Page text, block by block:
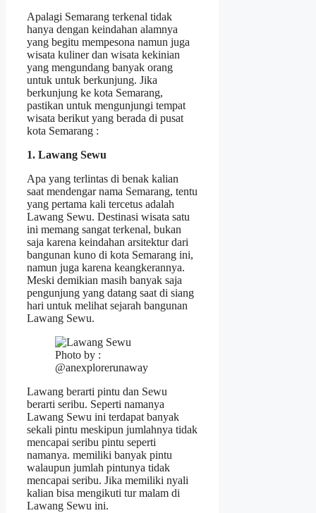
Apalagi Semarang terkenal tidak
hanya dengan keindahan alamnya
yang begitu mempesona namun juga
wisata kuliner dan wisata kekinian
yang mengundang banyak orang
untuk untuk berkunjung. Jika
berkunjung ke kota Semarang,
pastikan untuk mengunjungi tempat
wisata berikut yang berada di pusat
kota Semarang :
1. Lawang Sewu
Apa yang terlintas di benak kalian
saat mendengar nama Semarang, tentu
yang pertama kali tercetus adalah
Lawang Sewu. Destinasi wisata satu
ini memang sangat terkenal, bukan
saja karena keindahan arsitektur dari
bangunan kuno di kota Semarang ini,
namun juga karena keangkerannya.
Meski demikian masih banyak saja
pengunjung yang datang saat di siang
hari untuk melihat sejarah bangunan
Lawang Sewu.
Photo by :
@anexplorerunaway
Lawang berarti pintu dan Sewu
berarti seribu. Seperti namanya
Lawang Sewu ini terdapat banyak
sekali pintu meskipun jumlahnya tidak
mencapai seribu pintu seperti
namanya. memiliki banyak pintu
walaupun jumlah pintunya tidak
mencapai seribu. Jika memiliki nyali
kalian bisa mengikuti tur malam di
Lawang Sewu ini.